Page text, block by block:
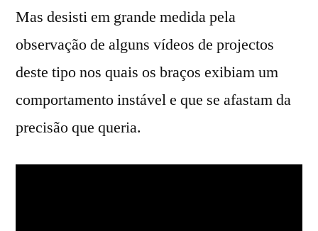
Mas desisti em grande medida pela
observação de alguns vídeos de projectos
deste tipo nos quais os braços exibiam um
comportamento instável e que se afastam da
precisão que queria.